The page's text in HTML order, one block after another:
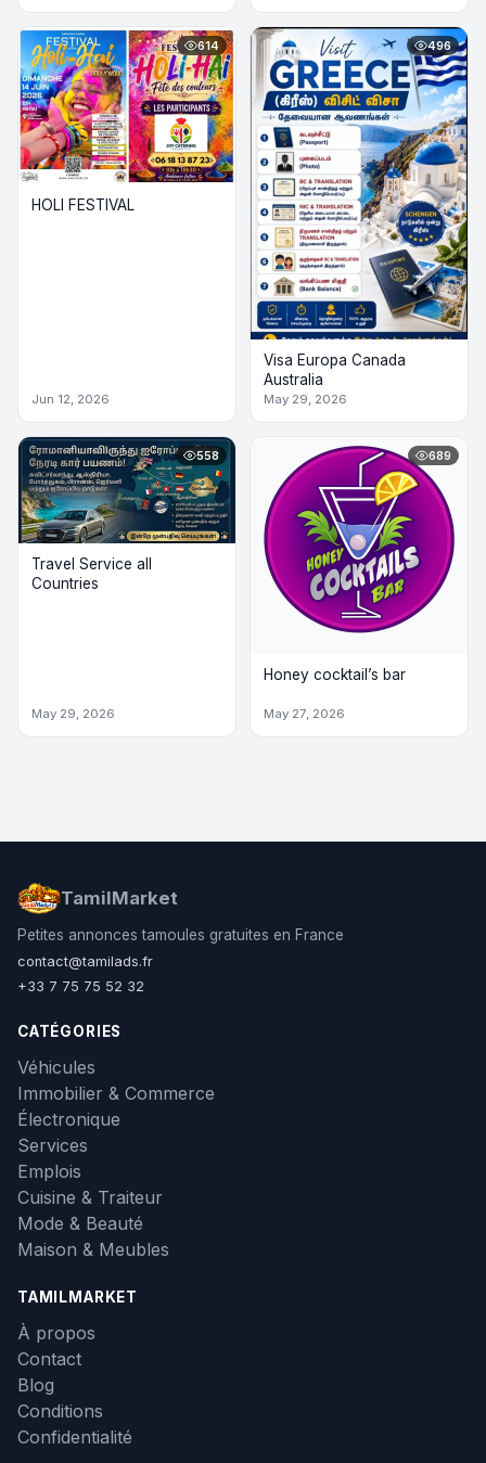
614
HOLI FESTIVAL
Jun 12, 2026
496
Visa Europa Canada
Australia
May 29, 2026
558
Travel Service all
Countries
May 29, 2026
689
Honey cocktail’s bar
May 27, 2026
TamilMarket
Petites annonces tamoules gratuites en France
contact@tamilads.fr
+33 7 75 75 52 32
CATÉGORIES
Véhicules
Immobilier & Commerce
Électronique
Services
Emplois
Cuisine & Traiteur
Mode & Beauté
Maison & Meubles
TAMILMARKET
À propos
Contact
Blog
Conditions
Confidentialité